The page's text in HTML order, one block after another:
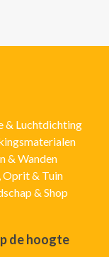
& Luchtdichting
& Wanden
Oprit & Tuin
& Shop
de hoogte